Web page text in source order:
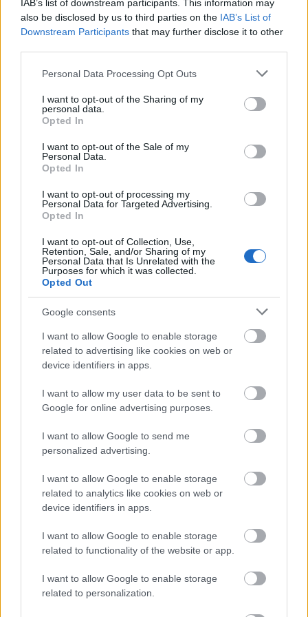
IAB’s list of downstream participants. This information may
also be disclosed by us to third parties on the IAB’s List of
Downstream Participants that may further disclose it to other
Please note that this website/app uses one or more Google
not limited to your visit or usage behaviour. You may click to
grant or deny consent to Google and its third-party tags to
use your data for below specified purposes in below Google
consent section.
Personal Data Processing Opt Outs
I want to opt-out of the Sharing of my
personal data.
Opted In
I want to opt-out of the Sale of my
Personal Data.
Opted In
I want to opt-out of processing my
Personal Data for Targeted Advertising.
Opted In
I want to opt-out of Collection, Use,
Retention, Sale, and/or Sharing of my
Personal Data that Is Unrelated with the
Purposes for which it was collected.
Opted Out
Google consents
I want to allow Google to enable storage
related to advertising like cookies on web or
device identifiers in apps.
I want to allow my user data to be sent to
Google for online advertising purposes.
I want to allow Google to send me
personalized advertising.
I want to allow Google to enable storage
related to analytics like cookies on web or
device identifiers in apps.
I want to allow Google to enable storage
related to functionality of the website or app.
I want to allow Google to enable storage
related to personalization.
Η ηλικία ως λόγος διάκρισης διαφέρει
σημαντικά από τους υπόλοιπους λόγους, λόγω
μεταχείριση ενός ατόμου λόγω της ηλικίας του
προκύπτει από στερεότυπα, προκαταλήψεις και
παγιωμένες αντιλήψεις σε σχέση με τη
συγκεκριμένη ομάδα. Για παράδειγμα, για τα
άτομα νεαρής ηλικίας επικρατεί το στερεότυπο
ότι δεν είναι αρκετά ώριμα, ενώ για τα άτομα
μεγάλης ηλικίας επικρατεί το στερεότυπο ότι
δεν είναι αρκετά ανοικτόμυαλα και ότι δεν έχουν
κίνητρο για βελτίωση.
ΦΥΛΗ / ΧΡΩΜΑ
Με τον όρο «άμεση φυλετική διάκριση» νοείται
οποιαδήποτε διαφορετική μεταχείριση
βασίζεται σε λόγους όπως η φυλή, το χρώμα, η
γλώσσα, η ιθαγένεια και η δικαιολόγηση της
διαφορετική μεταχείριση δεν δικαιολογείται
αντικειμενικά και λογικά, εφόσον ο
επιδιωκόμενος στόχος δεν είναι θεμιτός ή δεν
υφίσταται λογική σχέση αναλογικότητας μεταξύ
των εφαρμοζόμενων μέσων και του
ΑΝΑΠΗΡΙΑ / ΧΡΟΝΙΑ ΠΑΘΗΣΗ
Τα άτομα με αναπηρίες (ΑμεΑ) περιλαμβάνουν
εκείνα που αντιμετωπίζουν περιορισμούς σε
βασικές λειτουργίες της ανθρώπινης
κίνηση, νόηση, επικοινωνία και συμπεριφορά,
οφειλόμενους σε σωματική κατάσταση ή ψυχική
πάθηση. Τα άτομα με αναπηρία έχουν δικαίωμα να
απολαμβάνουν μέτρα που εξασφαλίζουν την